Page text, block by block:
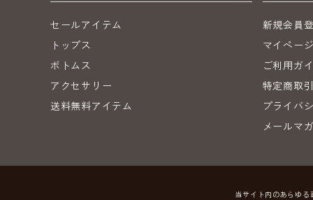
セールアイテム
トップス
ボトムス
アクセサリー
送料無料アイテム
新規会員
マイペー
ご利用ガ
特定商取
プライバ
メールマ
当サイト内のあらゆ